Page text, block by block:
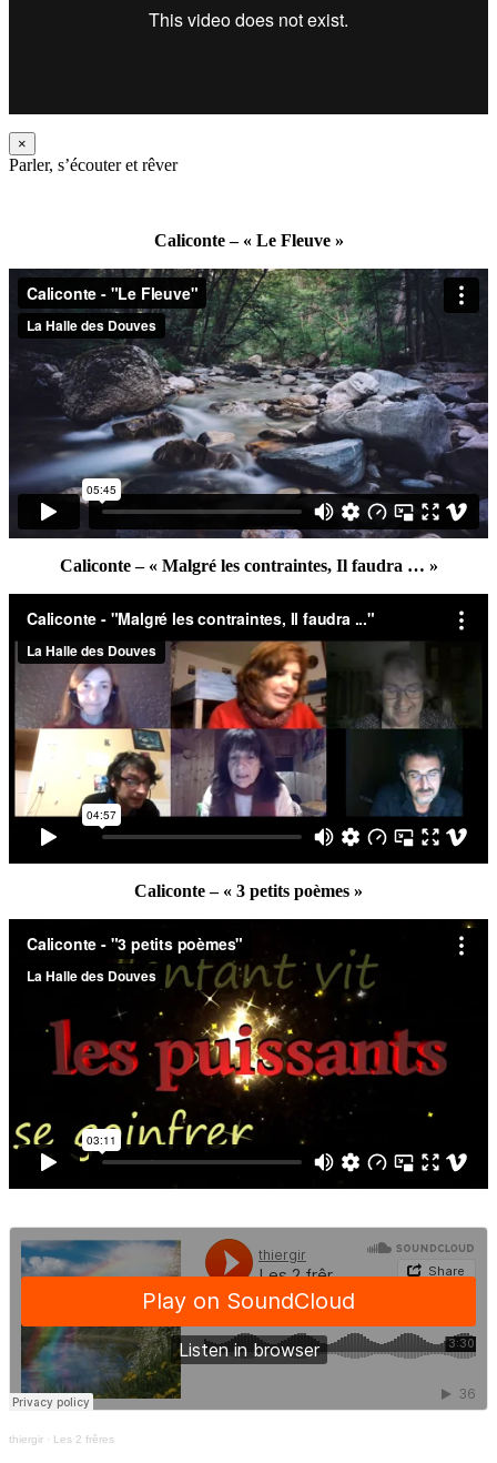
×
Parler, s’écouter et rêver
Caliconte – « Le Fleuve »
Caliconte – « Malgré les contraintes, Il faudra … »
Caliconte – « 3 petits poèmes »
thiergir · Les 2 frêres